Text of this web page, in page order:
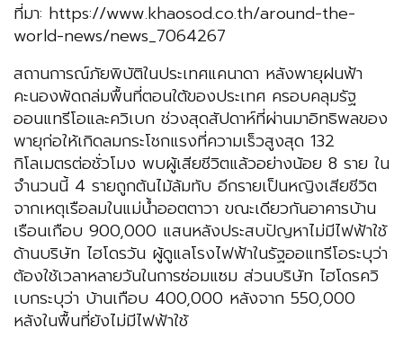
ที่มา: https://www.khaosod.co.th/around-the-
world-news/news_7064267
สถานการณ์ภัยพิบัติในประเทศแคนาดา หลังพายุฝนฟ้า
คะนองพัดถล่มพื้นที่ตอนใต้ของประเทศ ครอบคลุมรัฐ
ออนแทรีโอและควิเบก ช่วงสุดสัปดาห์ที่ผ่านมาอิทธิพลของ
พายุก่อให้เกิดลมกระโชกแรงที่ความเร็วสูงสุด 132
กิโลเมตรต่อชั่วโมง พบผู้เสียชีวิตแล้วอย่างน้อย 8 ราย ใน
จำนวนนี้ 4 รายถูกต้นไม้ล้มทับ อีกรายเป็นหญิงเสียชีวิต
จากเหตุเรือลมในแม่น้ำออตตาวา ขณะเดียวกันอาคารบ้าน
เรือนเกือบ 900,000 แสนหลังประสบปัญหาไม่มีไฟฟ้าใช้
ด้านบริษัท ไฮโดรวัน ผู้ดูแลโรงไฟฟ้าในรัฐออแทรีโอระบุว่า
ต้องใช้เวลาหลายวันในการซ่อมแซม ส่วนบริษัท ไฮโดรควิ
เบกระบุว่า บ้านเกือบ 400,000 หลังจาก 550,000
หลังในพื้นที่ยังไม่มีไฟฟ้าใช้